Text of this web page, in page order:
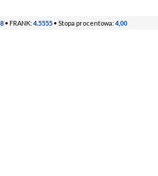
• FRANK: 4.5555 • Stopa procentowa: 4,00